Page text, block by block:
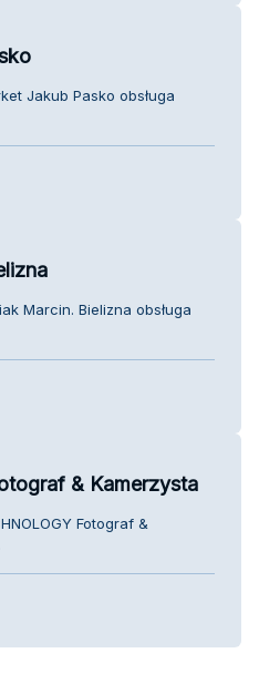
Jakub Pasko obsługa
Marcin. Bielizna obsługa
& Kamerzysta
Fotograf &